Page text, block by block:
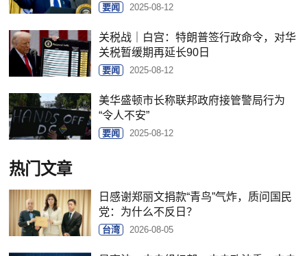
要闻 2025-08-12
关税战｜白宫：特朗普签行政命令，对华
关税暂缓期再延长90日
要闻 2025-08-12
美华盛顿市长称联邦政府接管警局行为
“令人不安”
要闻 2025-08-12
热门文章
日感谢郑丽文捐款“青鸟”气炸，质问国民
党：为什么不反日？
台湾 2026-08-05